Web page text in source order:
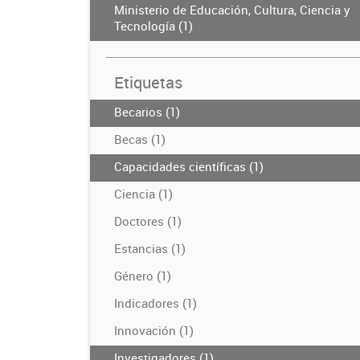
Ministerio de Educación, Cultura, Ciencia y
Tecnología (1)
Etiquetas
Becarios (1)
Becas (1)
Capacidades científicas (1)
Ciencia (1)
Doctores (1)
Estancias (1)
Género (1)
Indicadores (1)
Innovación (1)